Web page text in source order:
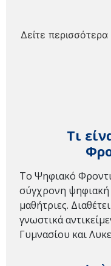
Τι
Το Ψηφιακό
σύγχρονη ψηφιακή
μαθήτριες.
γνωστικά
Γυμνασίου και
Δείτε